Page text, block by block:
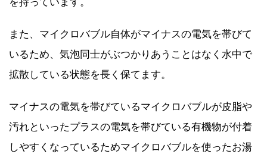
また、マイクロバブル自体がマイナスの電気を帯びて
いるため、気泡同士がぶつかりあうことはなく水中で
拡散している状態を長く保てます。
マイナスの電気を帯びているマイクロバブルが皮脂や
汚れといったプラスの電気を帯びている有機物が付着
しやすくなっているためマイクロバブルを使ったお湯